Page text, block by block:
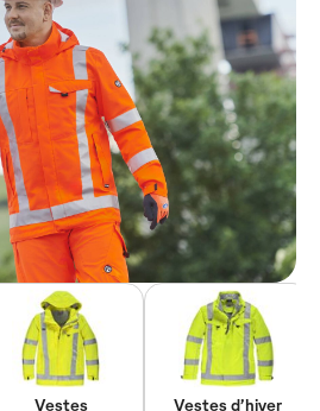
Vestes
Vestes d’hiver